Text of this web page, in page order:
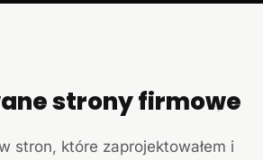
+
strony firmowe
stron, które zaprojektowałem i